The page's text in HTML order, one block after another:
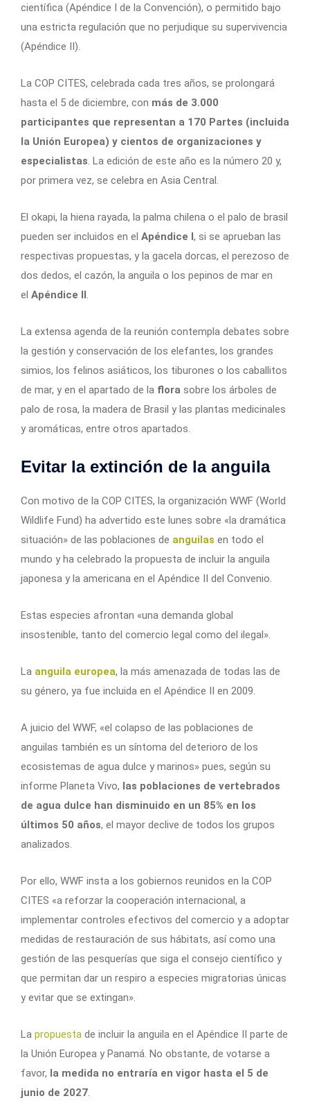
científica (Apéndice I de la Convención), o permitido bajo
una estricta regulación que no perjudique su supervivencia
(Apéndice II).
La COP CITES, celebrada cada tres años, se prolongará
hasta el 5 de diciembre, con más de 3.000
participantes que representan a 170 Partes (incluida
la Unión Europea) y cientos de organizaciones y
especialistas. La edición de este año es la número 20 y,
por primera vez, se celebra en Asia Central.
El okapi, la hiena rayada, la palma chilena o el palo de brasil
pueden ser incluidos en el Apéndice I, si se aprueban las
respectivas propuestas, y la gacela dorcas, el perezoso de
dos dedos, el cazón, la anguila o los pepinos de mar en
el Apéndice II.
La extensa agenda de la reunión contempla debates sobre
la gestión y conservación de los elefantes, los grandes
simios, los felinos asiáticos, los tiburones o los caballitos
de mar, y en el apartado de la flora sobre los árboles de
palo de rosa, la madera de Brasil y las plantas medicinales
y aromáticas, entre otros apartados.
Evitar la extinción de la anguila
Con motivo de la COP CITES, la organización WWF (World
Wildlife Fund) ha advertido este lunes sobre «la dramática
situación» de las poblaciones de anguilas en todo el
mundo y ha celebrado la propuesta de incluir la anguila
japonesa y la americana en el Apéndice II del Convenio.
Estas especies afrontan «una demanda global
insostenible, tanto del comercio legal como del ilegal».
La anguila europea, la más amenazada de todas las de
su género, ya fue incluida en el Apéndice II en 2009.
A juicio del WWF, «el colapso de las poblaciones de
anguilas también es un síntoma del deterioro de los
ecosistemas de agua dulce y marinos» pues, según su
informe Planeta Vivo, las poblaciones de vertebrados
de agua dulce han disminuido en un 85% en los
últimos 50 años, el mayor declive de todos los grupos
analizados.
Por ello, WWF insta a los gobiernos reunidos en la COP
CITES «a reforzar la cooperación internacional, a
implementar controles efectivos del comercio y a adoptar
medidas de restauración de sus hábitats, así como una
gestión de las pesquerías que siga el consejo científico y
que permitan dar un respiro a especies migratorias únicas
y evitar que se extingan».
La propuesta de incluir la anguila en el Apéndice II parte de
la Unión Europea y Panamá. No obstante, de votarse a
favor, la medida no entraría en vigor hasta el 5 de
junio de 2027.